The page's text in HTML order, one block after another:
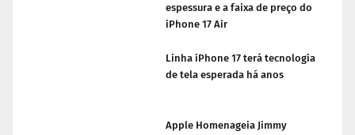
espessura e a faixa de preço do
iPhone 17 Air
Linha iPhone 17 terá tecnologia
de tela esperada há anos
Apple Homenageia Jimmy